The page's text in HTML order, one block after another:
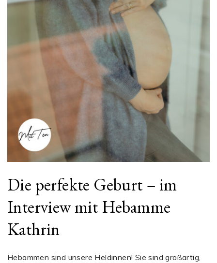
Die perfekte Geburt – im
Interview mit Hebamme
Kathrin
Hebammen sind unsere Heldinnen! Sie sind großartig,